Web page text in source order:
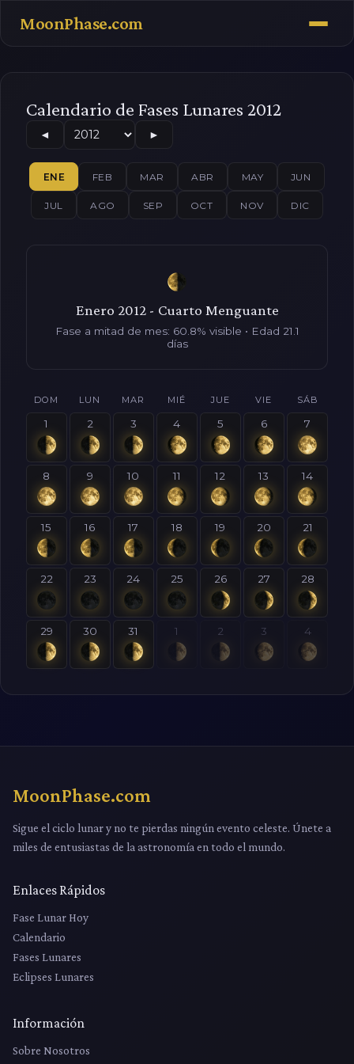
MoonPhase.com
Calendario de Fases Lunares 2012
◄ ►
ENE FEB MAR ABR MAY JUN
JUL AGO SEP OCT NOV DIC
Enero 2012 - Cuarto Menguante
Fase a mitad de mes: 60.8% visible • Edad 21.1
días
DOM LUN MAR MIÉ JUE VIE SÁB
1 2 3 4 5 6 7
8 9 10 11 12 13 14
15 16 17 18 19 20 21
22 23 24 25 26 27 28
29 30 31 1 2 3 4
MoonPhase.com
Sigue el ciclo lunar y no te pierdas ningún evento celeste. Únete a
miles de entusiastas de la astronomía en todo el mundo.
Enlaces Rápidos
Fase Lunar Hoy
Calendario
Fases Lunares
Eclipses Lunares
Información
Sobre Nosotros